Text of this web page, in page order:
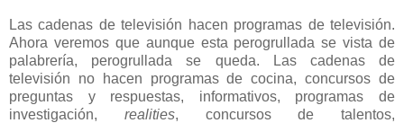
Las cadenas de televisión hacen programas de televisión.
Ahora veremos que aunque esta perogrullada se vista de
palabrería, perogrullada se queda. Las cadenas de
televisión no hacen programas de cocina, concursos de
preguntas y respuestas, informativos, programas de
investigación, realities, concursos de talentos,